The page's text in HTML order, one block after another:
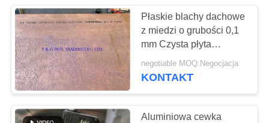
AKTUALNOŚCI
PRZYPADKI
Rura ze stopu
miedzi
Płaskie blachy dachowe
z miedzi o grubości 0,1
mm Czysta płyta
miedziana C10100
C11000 do ściany
negotiable MOQ:Negocjacja
KONTAKT
Aluminiowa cewka